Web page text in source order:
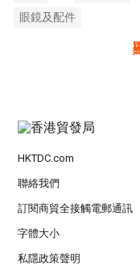
眼鏡及配件
HKTDC.com
聯絡我們
訂閱商貿全接觸電郵通訊
字體大小
私隱政策聲明